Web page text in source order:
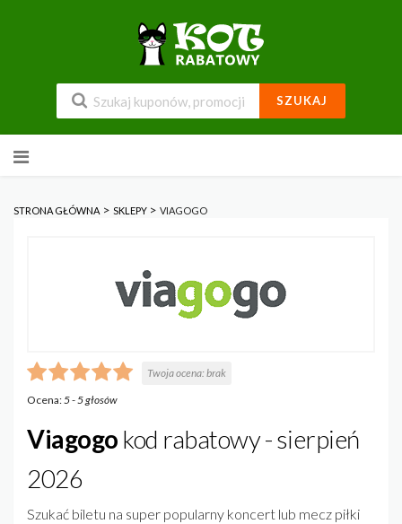
SZUKAJ
do
STRONA GŁÓWNA > SKLEPY > VIAGOGO
Twoja ocena:brak
Ocena:5-5głosów
Viagogo kod rabatowy - sierpień
2026
Szukać biletu na super popularny koncert lub mecz piłki